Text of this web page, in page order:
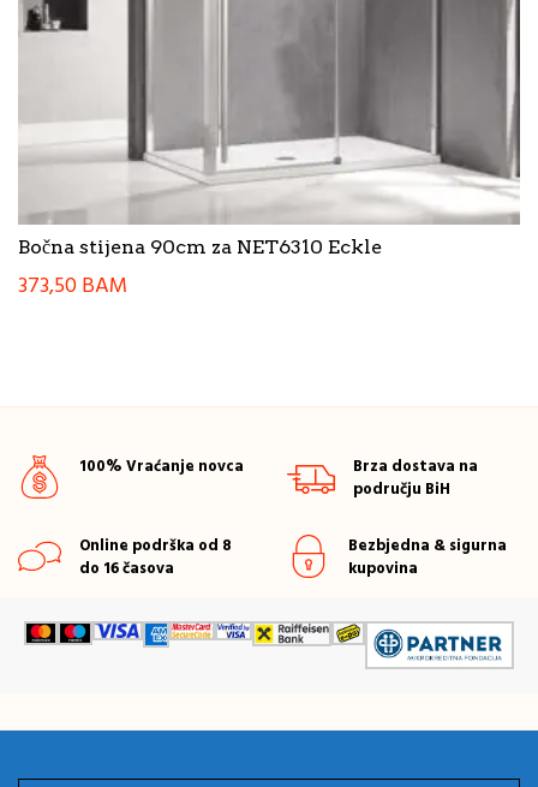
Bočna stijena 90cm za NET6310 Eckle
373,50BAM
100% Vraćanje novca
Brza dostava na
području BiH
Online podrška od 8
do 16 časova
Bezbjedna & sigurna
kupovina